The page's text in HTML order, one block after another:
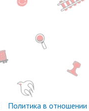
Политика в